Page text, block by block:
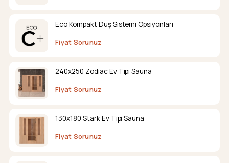
Eco Kompakt Duş Sistemi Opsiyonları
Fiyat Sorunuz
240x250 Zodiac Ev Tipi Sauna
Fiyat Sorunuz
130x180 Stark Ev Tipi Sauna
Fiyat Sorunuz